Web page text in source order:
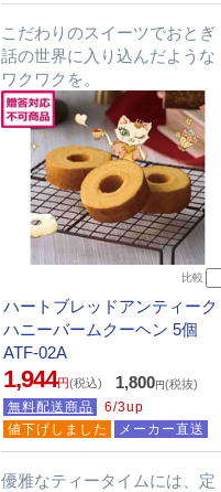
こだわりのスイーツでおとぎ
話の世界に入り込んだような
ワクワクを。
比較
ハートブレッドアンティーク
ハニーバームクーヘン 5個
ATF-02A
1,944円(税込) 1,800円(税抜)
無料配送商品
6/3up
値下げしました
メーカー直送
優雅なティータイムには、定